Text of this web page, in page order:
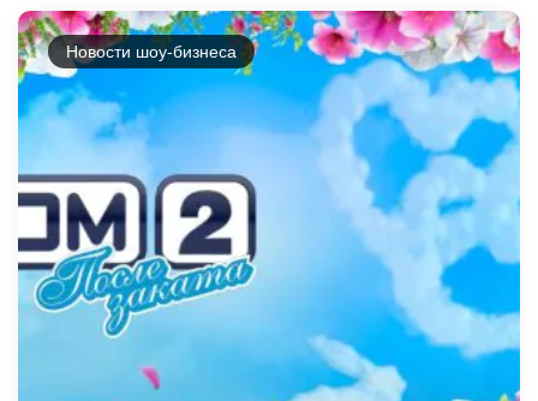
Новости шоу-бизнеса